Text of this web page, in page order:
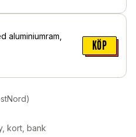
aluminiumram,
KÖP
kort, bank